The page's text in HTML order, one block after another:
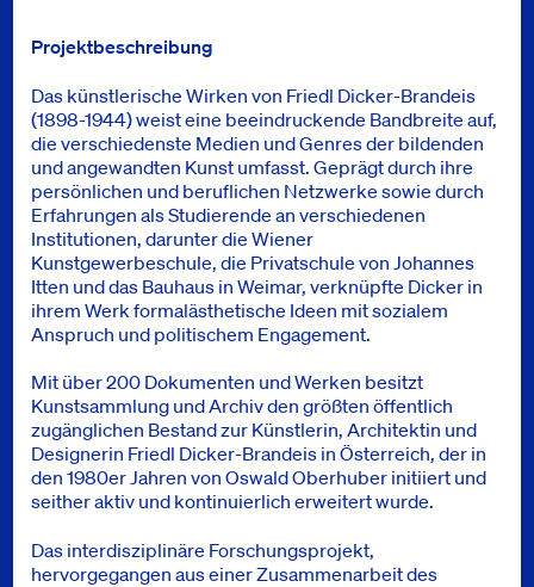
Projektbeschreibung
Das künstlerische Wirken von Friedl Dicker-Brandeis
(1898-1944) weist eine beeindruckende Bandbreite auf,
die verschiedenste Medien und Genres der bildenden
und angewandten Kunst umfasst. Geprägt durch ihre
persönlichen und beruflichen Netzwerke sowie durch
Erfahrungen als Studierende an verschiedenen
Institutionen, darunter die Wiener
Kunstgewerbeschule, die Privatschule von Johannes
Itten und das Bauhaus in Weimar, verknüpfte Dicker in
ihrem Werk formalästhetische Ideen mit sozialem
Anspruch und politischem Engagement.
Mit über 200 Dokumenten und Werken besitzt
Kunstsammlung und Archiv den größten öffentlich
zugänglichen Bestand zur Künstlerin, Architektin und
Designerin Friedl Dicker-Brandeis in Österreich, der in
den 1980er Jahren von Oswald Oberhuber initiiert und
seither aktiv und kontinuierlich erweitert wurde.
Das interdisziplinäre Forschungsprojekt,
hervorgegangen aus einer Zusammenarbeit des